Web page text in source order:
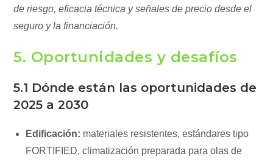
de riesgo, eficacia técnica y señales de precio desde el
seguro y la financiación.
5. Oportunidades y desafíos
5.1 Dónde están las oportunidades de
2025 a 2030
Edificación: materiales resistentes, estándares tipo
FORTIFIED, climatización preparada para olas de